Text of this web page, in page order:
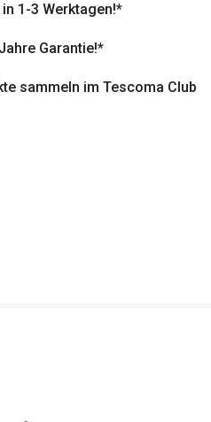
1-3 Werktagen!*
Garantie!*
sammeln im Tescoma Club